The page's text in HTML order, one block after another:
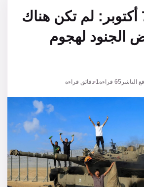
تحقيقات 7 أكتوبر: لم تكن هناك
الجنود لهجوم
الناشر 65 قراءة1 دقائق قراءة